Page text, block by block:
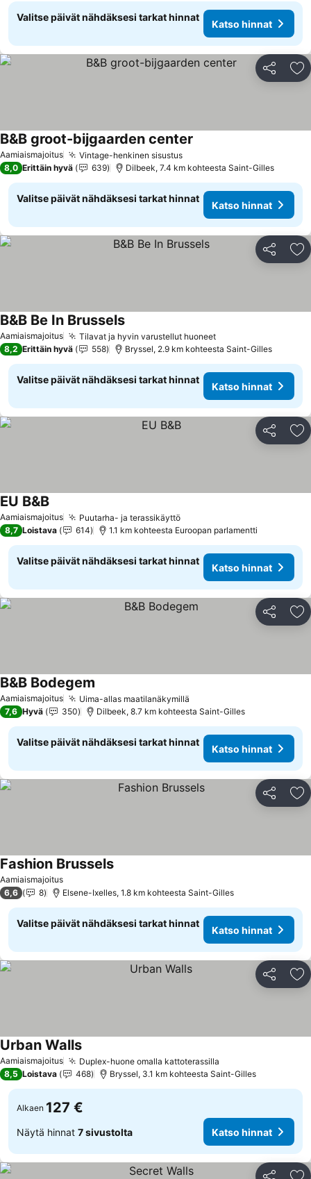
Valitse päivät nähdäksesi tarkat hinnat
Katso hinnat
Jaa
Aamiaismajoitus Vintage-henkinen sisustus
B&B groot-bijgaarden center
8,0 Erittäin hyvä 639 Dilbeek, 7.4 km kohteesta Saint-Gilles
Valitse päivät nähdäksesi tarkat hinnat
Katso hinnat
Jaa
Aamiaismajoitus Tilavat ja hyvin varustellut huoneet
B&B Be In Brussels
8,2 Erittäin hyvä 558 Bryssel, 2.9 km kohteesta Saint-Gilles
Valitse päivät nähdäksesi tarkat hinnat
Katso hinnat
Jaa
Aamiaismajoitus Puutarha- ja terassikäyttö
EU B&B
8,7 Loistava 614 1.1 km kohteesta Euroopan parlamentti
Valitse päivät nähdäksesi tarkat hinnat
Katso hinnat
Jaa
Aamiaismajoitus Uima-allas maatilanäkymillä
B&B Bodegem
7,6 Hyvä 350 Dilbeek, 8.7 km kohteesta Saint-Gilles
Valitse päivät nähdäksesi tarkat hinnat
Katso hinnat
Jaa
Aamiaismajoitus
Fashion Brussels
6,6 8 Elsene-Ixelles, 1.8 km kohteesta Saint-Gilles
Valitse päivät nähdäksesi tarkat hinnat
Katso hinnat
Jaa
Aamiaismajoitus Duplex-huone omalla kattoterassilla
Urban Walls
8,5 Loistava 468 Bryssel, 3.1 km kohteesta Saint-Gilles
Alkaen 127 €
Näytä hinnat 7 sivustolta Katso hinnat